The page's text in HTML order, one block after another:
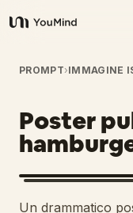
YouMind
Panoramica
Casi d'uso
Abilità
PROMPT›IMMAGINE
Poster
Un drammatico